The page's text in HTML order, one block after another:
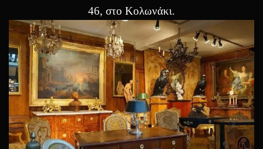
46, στο Κολωνάκι.